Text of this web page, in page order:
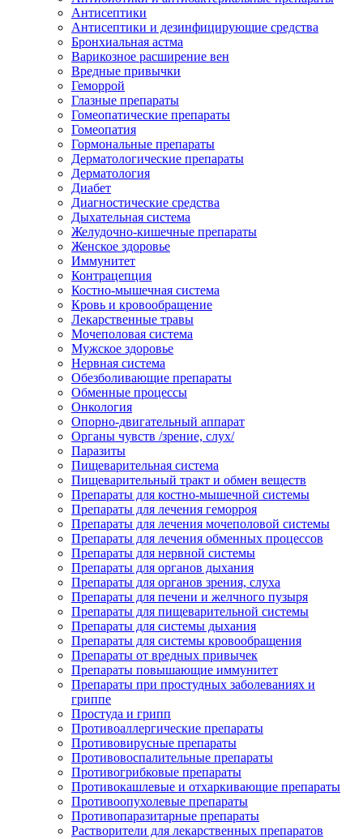
Антисептики
Антисептики и дезинфицирующие средства
Бронхиальная астма
Варикозное расширение вен
Вредные привычки
Геморрой
Глазные препараты
Гомеопатические препараты
Гомеопатия
Гормональные препараты
Дерматологические препараты
Дерматология
Диабет
Диагностические средства
Дыхательная система
Желудочно-кишечные препараты
Женское здоровье
Иммунитет
Контрацепция
Костно-мышечная система
Кровь и кровообращение
Лекарственные травы
Мочеполовая система
Мужское здоровье
Нервная система
Обезболивающие препараты
Обменные процессы
Онкология
Опорно-двигательный аппарат
Органы чувств /зрение, слух/
Паразиты
Пищеварительная система
Пищеварительный тракт и обмен веществ
Препараты для костно-мышечной системы
Препараты для лечения геморроя
Препараты для лечения мочеполовой системы
Препараты для лечения обменных процессов
Препараты для нервной системы
Препараты для органов дыхания
Препараты для органов зрения, слуха
Препараты для печени и желчного пузыря
Препараты для пищеварительной системы
Препараты для системы дыхания
Препараты для системы кровообращения
Препараты от вредных привычек
Препараты повышающие иммунитет
Препараты при простудных заболеваниях и
гриппе
Простуда и грипп
Противоаллергические препараты
Противовирусные препараты
Противовоспалительные препараты
Противогрибковые препараты
Противокашлевые и отхаркивающие препараты
Противоопухолевые препараты
Противопаразитарные препараты
Растворители для лекарственных препаратов